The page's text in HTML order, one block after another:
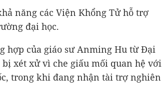
năng các Viện Khổng Tử hỗ trợ
đại học.
hợp của giáo sư Anming Hu từ Đại
bị xét xử vì che giấu mối quan hệ với
trong khi đang nhận tài trợ nghiên